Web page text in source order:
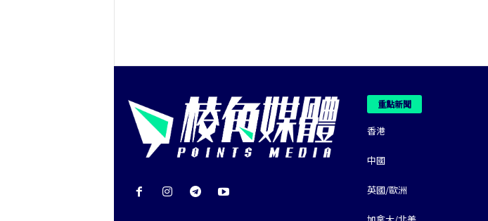
重點新聞
香港
中國
英國/歐洲